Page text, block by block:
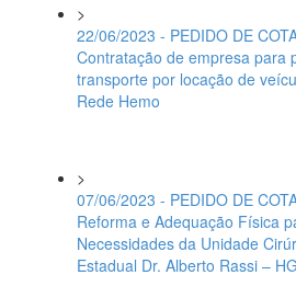
>
22/06/2023 - PEDIDO DE
Contratação de empresa para
transporte por locação de
Rede Hemo
>
07/06/2023 - PEDIDO DE
Reforma e Adequação Física
Necessidades da Unidade
Estadual Dr. Alberto Rassi –